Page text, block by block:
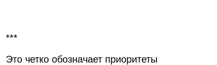
***
Это четко обозначает приоритеты